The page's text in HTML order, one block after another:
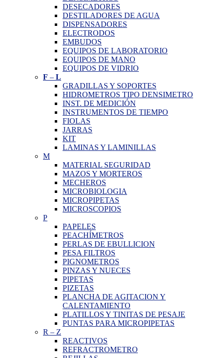
DESECADORES
DESTILADORES DE AGUA
DISPENSADORES
ELECTRODOS
EMBUDOS
EQUIPOS DE LABORATORIO
EQUIPOS DE MANO
EQUIPOS DE VIDRIO
F – L
GRADILLAS Y SOPORTES
HIDROMETROS TIPO DENSIMETRO
INST. DE MEDICIÓN
INSTRUMENTOS DE TIEMPO
FIOLAS
JARRAS
KIT
LAMINAS Y LAMINILLAS
M
MATERIAL SEGURIDAD
MAZOS Y MORTEROS
MECHEROS
MICROBIOLOGIA
MICROPIPETAS
MICROSCOPIOS
P
PAPELES
PEACHÍMETROS
PERLAS DE EBULLICION
PESA FILTROS
PIGNOMETROS
PINZAS Y NUECES
PIPETAS
PIZETAS
PLANCHA DE AGITACION Y
CALENTAMIENTO
PLATILLOS Y TINITAS DE PESAJE
PUNTAS PARA MICROPIPETAS
R – Z
REACTIVOS
REFRACTROMETRO